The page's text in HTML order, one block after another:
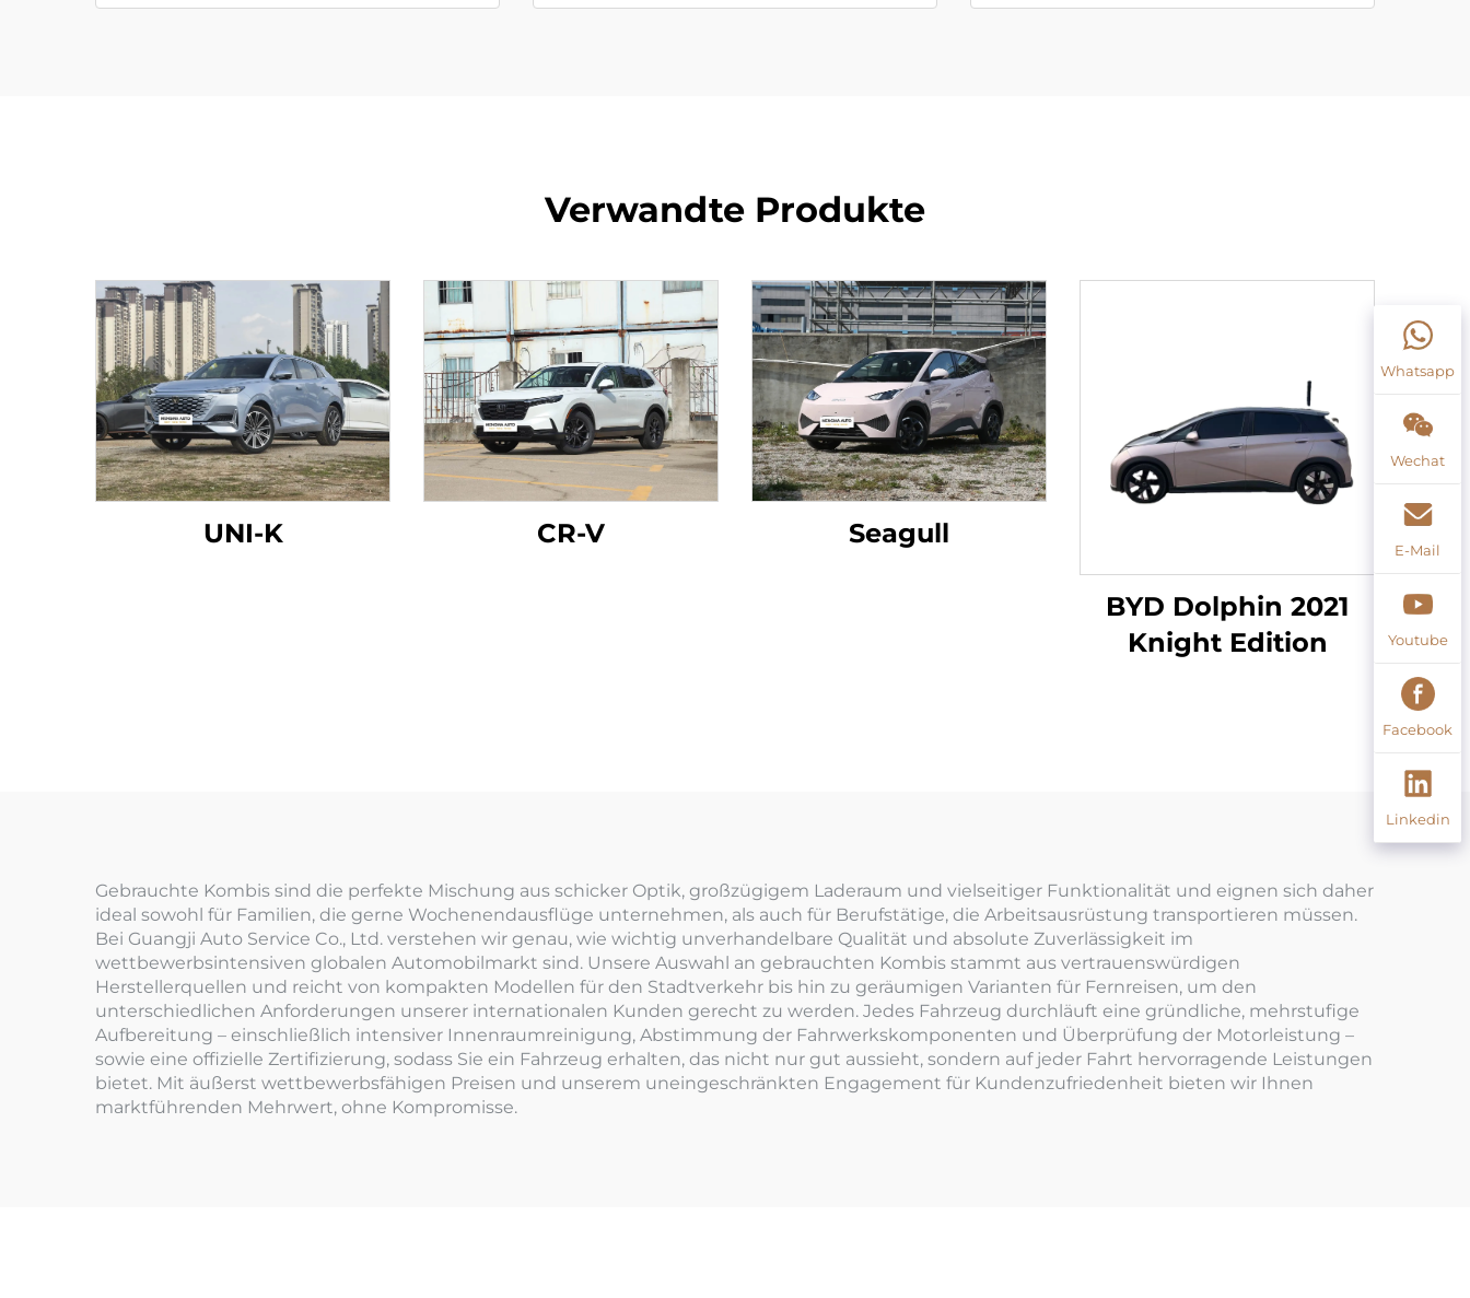
Verwandte Produkte
UNI-K CR-V Seagull
BYD Dolphin 2021
Knight Edition
Gebrauchte Kombis sind die perfekte Mischung aus schicker Optik, großzügigem Laderaum und vielseitiger Funktionalität und eignen sich daher
ideal sowohl für Familien, die gerne Wochenendausflüge unternehmen, als auch für Berufstätige, die Arbeitsausrüstung transportieren müssen.
Bei Guangji Auto Service Co., Ltd. verstehen wir genau, wie wichtig unverhandelbare Qualität und absolute Zuverlässigkeit im
wettbewerbsintensiven globalen Automobilmarkt sind. Unsere Auswahl an gebrauchten Kombis stammt aus vertrauenswürdigen
Herstellerquellen und reicht von kompakten Modellen für den Stadtverkehr bis hin zu geräumigen Varianten für Fernreisen, um den
unterschiedlichen Anforderungen unserer internationalen Kunden gerecht zu werden. Jedes Fahrzeug durchläuft eine gründliche, mehrstufige
Aufbereitung – einschließlich intensiver Innenraumreinigung, Abstimmung der Fahrwerkskomponenten und Überprüfung der Motorleistung –
sowie eine offizielle Zertifizierung, sodass Sie ein Fahrzeug erhalten, das nicht nur gut aussieht, sondern auf jeder Fahrt hervorragende Leistungen
bietet. Mit äußerst wettbewerbsfähigen Preisen und unserem uneingeschränkten Engagement für Kundenzufriedenheit bieten wir Ihnen
marktführenden Mehrwert, ohne Kompromisse.
Whatsapp
Wechat
E-Mail
Youtube
Facebook
Linkedin